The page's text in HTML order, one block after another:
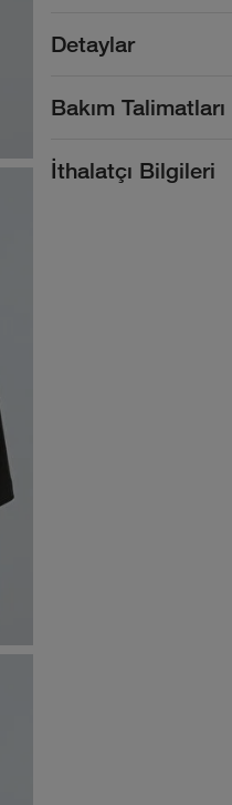
Detaylar
Bakım Talimatları
İthalatçı Bilgileri